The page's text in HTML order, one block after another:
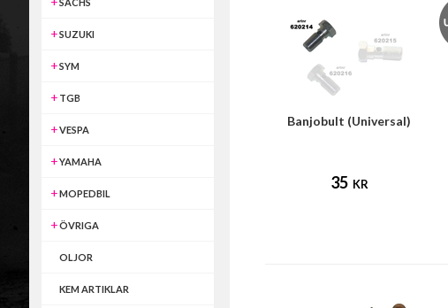
SUZUKI
SYM
TGB
VESPA
YAMAHA
MOPEDBIL
ÖVRIGA
OLJOR
KEM ARTIKLAR
Banjobult (Universal)
35 KR